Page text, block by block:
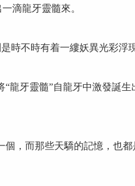
滴龍牙靈髓來。
不時有着一縷妖異光彩浮
牙靈髓”自龍牙中激發誕生
，而那些天驕的記憶，也都